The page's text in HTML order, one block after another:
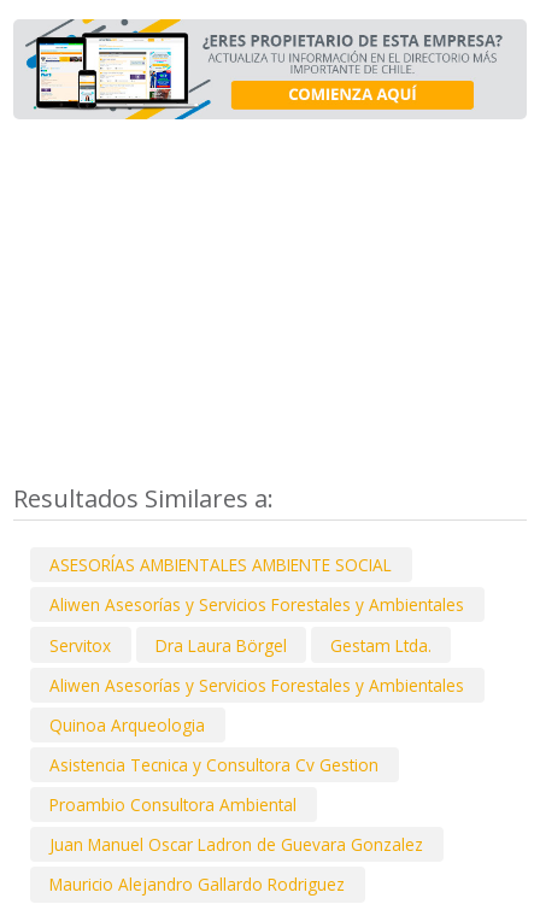
Resultados Similares a:
ASESORÍAS AMBIENTALES AMBIENTE SOCIAL
Aliwen Asesorías y Servicios Forestales y Ambientales
Servitox
Dra Laura Börgel
Gestam Ltda.
Aliwen Asesorías y Servicios Forestales y Ambientales
Quinoa Arqueologia
Asistencia Tecnica y Consultora Cv Gestion
Proambio Consultora Ambiental
Juan Manuel Oscar Ladron de Guevara Gonzalez
Mauricio Alejandro Gallardo Rodriguez